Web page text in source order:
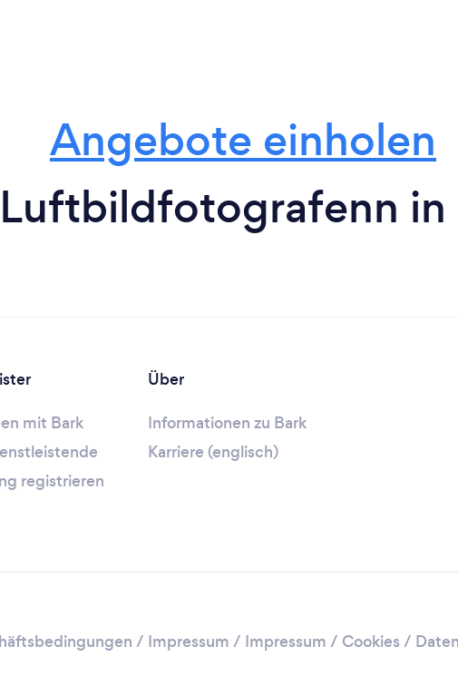
Angebote einholen
in
mit Bark
registrieren
Über
Informationen zu Bark
Karriere (englisch)
/ Impressum / Impressum / Cookies /